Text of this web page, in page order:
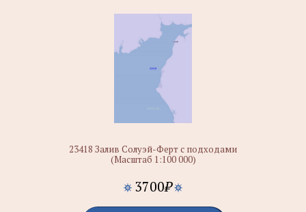
23418 Залив Солуэй-Ферт с подходами
(Масштаб 1:100 000)
3700₽